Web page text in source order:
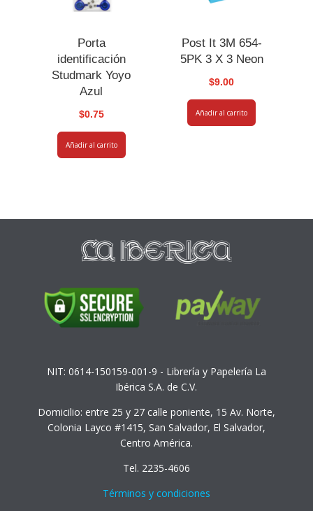
Porta
identificación
Studmark Yoyo
Azul
$0.75
Añadir al carrito
Post It 3M 654-
5PK 3 X 3 Neon
$9.00
Añadir al carrito
NIT: 0614-150159-001-9 - Librería y Papelería La
Ibérica S.A. de C.V.
Domicilio: entre 25 y 27 calle poniente, 15 Av. Norte,
Colonia Layco #1415, San Salvador, El Salvador,
Centro América.
Tel. 2235-4606
Términos y condiciones